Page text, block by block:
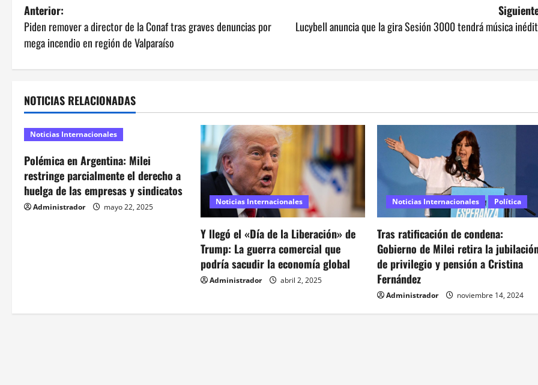
N
a
v
e
g
a
c
i
ó
e
Anterior:
Piden remover a director de la Conaf tras graves denuncias por
mega incendio en región de Valparaíso
Lucybell anuncia que la gira Sesión 3000 tendrá música
NOTICIAS RELACIONADAS
Noticias Internacionales
Polémica en Argentina: Milei
restringe parcialmente el derecho a
huelga de las empresas y sindicatos
Administrador mayo 22, 2025
Noticias Internacionales
Y llegó el «Día de la Liberación» de
Trump: La guerra comercial que
podría sacudir la economía global
Administrador abril 2, 2025
Noticias Internacionales Política
Tras ratificación de condena:
Gobierno de Milei retira la
de privilegio y pensión a Cristina
Fernández
Administrador noviembre 14, 2024